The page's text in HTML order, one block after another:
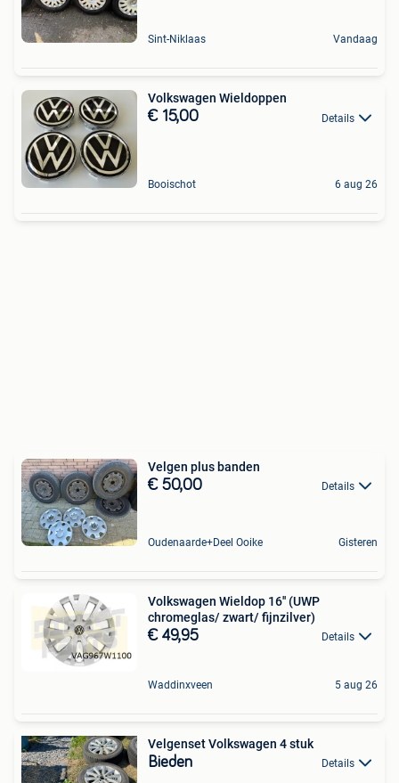
Sint-Niklaas Vandaag
Volkswagen Wieldoppen
€ 15,00 Details
Booischot 6 aug 26
Velgen plus banden
€ 50,00 Details
Oudenaarde+Deel Ooike Gisteren
Volkswagen Wieldop 16'' (UWP
chromeglas/ zwart/ fijnzilver)
€ 49,95 Details
Waddinxveen 5 aug 26
Velgenset Volkswagen 4 stuk
Bieden Details